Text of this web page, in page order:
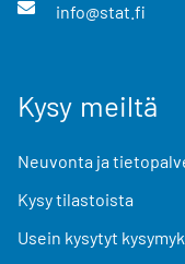
info@stat.fi
Kysy meiltä
Neuvonta ja
Kysy tilastoista
Usein kysytyt